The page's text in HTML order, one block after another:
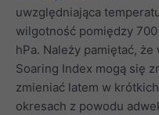
uwzględniająca
wilgotność pomiędzy
hPa. Należy pamiętać,
Soaring Index mogą się
zmieniać latem w krótkich
okresach z powodu